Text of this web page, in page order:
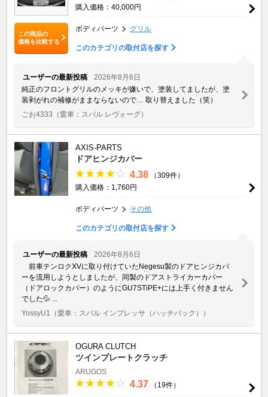
この商品の
価格を比較する
購入価格：40,000円
ボディパーツ グリル
このカテゴリの取付店を探す
ユーザーの最新投稿
2026年8月6日
純正のフロントグリルのメッキが嫌いで、塗装してましたが、塗
装剥がれの補修がままならないので… 取り替えました（笑）
ごお4333 （愛車：スバル レヴォーグ）
AXIS-PARTS
ドアヒンジカバー
4.38
（309件）
購入価格：1,760円
ボディパーツ その他
このカテゴリの取付店を探す
ユーザーの最新投稿
2026年8月6日
前車テンロクXVに取り付けていたNegesu製のドアヒンジカバ
ーを流用しようとしましたが、同製のドアストライカーカバー
（ドアロックカバー）のようにGU7STiPE+には上手く付きません
でした💦 ...
YossyU1
（愛車：スバル インプレッサ（ハッチバック））
OGURA CLUTCH
ツインプレートクラッチ
ARUGOS
4.37 （19件）